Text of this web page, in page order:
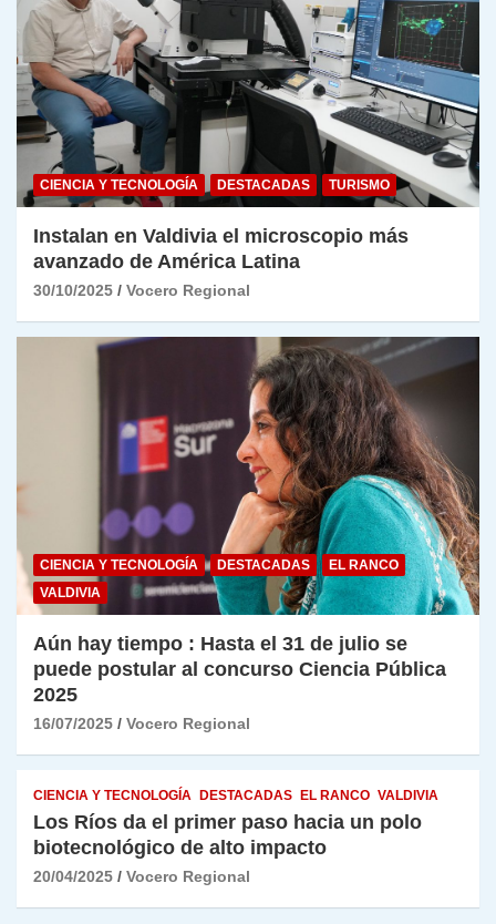
CIENCIA Y TECNOLOGÍA DESTACADAS TURISMO
Instalan en Valdivia el microscopio más
avanzado de América Latina
30/10/2025 Vocero Regional
CIENCIA Y TECNOLOGÍA DESTACADAS
EL RANCO
VALDIVIA
Aún hay tiempo : Hasta el 31 de julio se
puede postular al concurso Ciencia Pública
2025
16/07/2025 Vocero Regional
CIENCIA Y TECNOLOGÍA DESTACADAS EL RANCO VALDIVIA
Los Ríos da el primer paso hacia un polo
biotecnológico de alto impacto
20/04/2025 Vocero Regional